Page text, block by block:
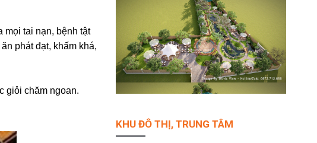
tai nạn, bệnh tật
phát đạt, khấm khá,
giỏi chăm ngoan.
KHU ĐÔ THỊ, TRUNG TÂM